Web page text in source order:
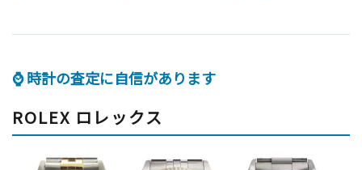
⌚ 時計の査定に自信があります
ROLEX ロレックス